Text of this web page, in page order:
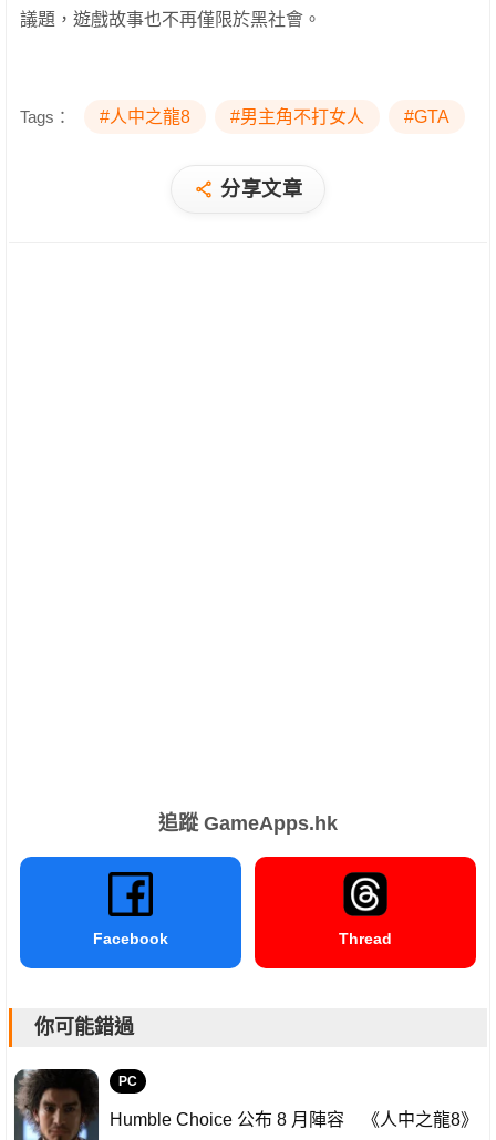
議題，遊戲故事也不再僅限於黑社會。
Tags： #人中之龍8 #男主角不打女人 #GTA
分享文章
追蹤 GameApps.hk
Facebook Thread
你可能錯過
PC
Humble Choice 公布 8 月陣容 《人中之龍8》